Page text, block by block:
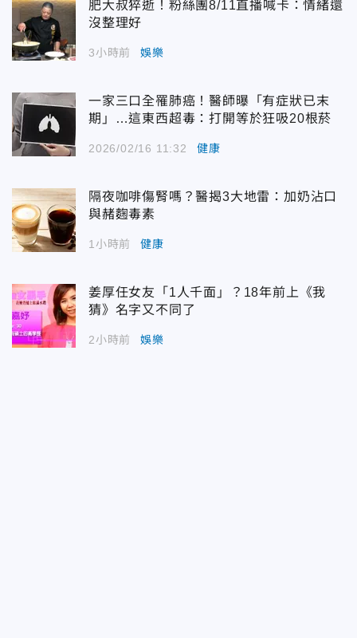
肥大叔猝逝！粉絲團8/11直播喊卡：情緒還
沒整理好
3小時前 娛樂
一家三口全罹肺癌！醫師曝「有症狀已末
期」…這東西超毒：打開等於狂吸20根菸
2026/02/16 11:32 健康
隔夜咖啡傷腎嗎？醫揭3大地雷：加奶沾口
與赭麴毒素
1小時前 健康
姜厚任女友「1人千面」？18年前上《我
猜》名字又不同了
2小時前 娛樂